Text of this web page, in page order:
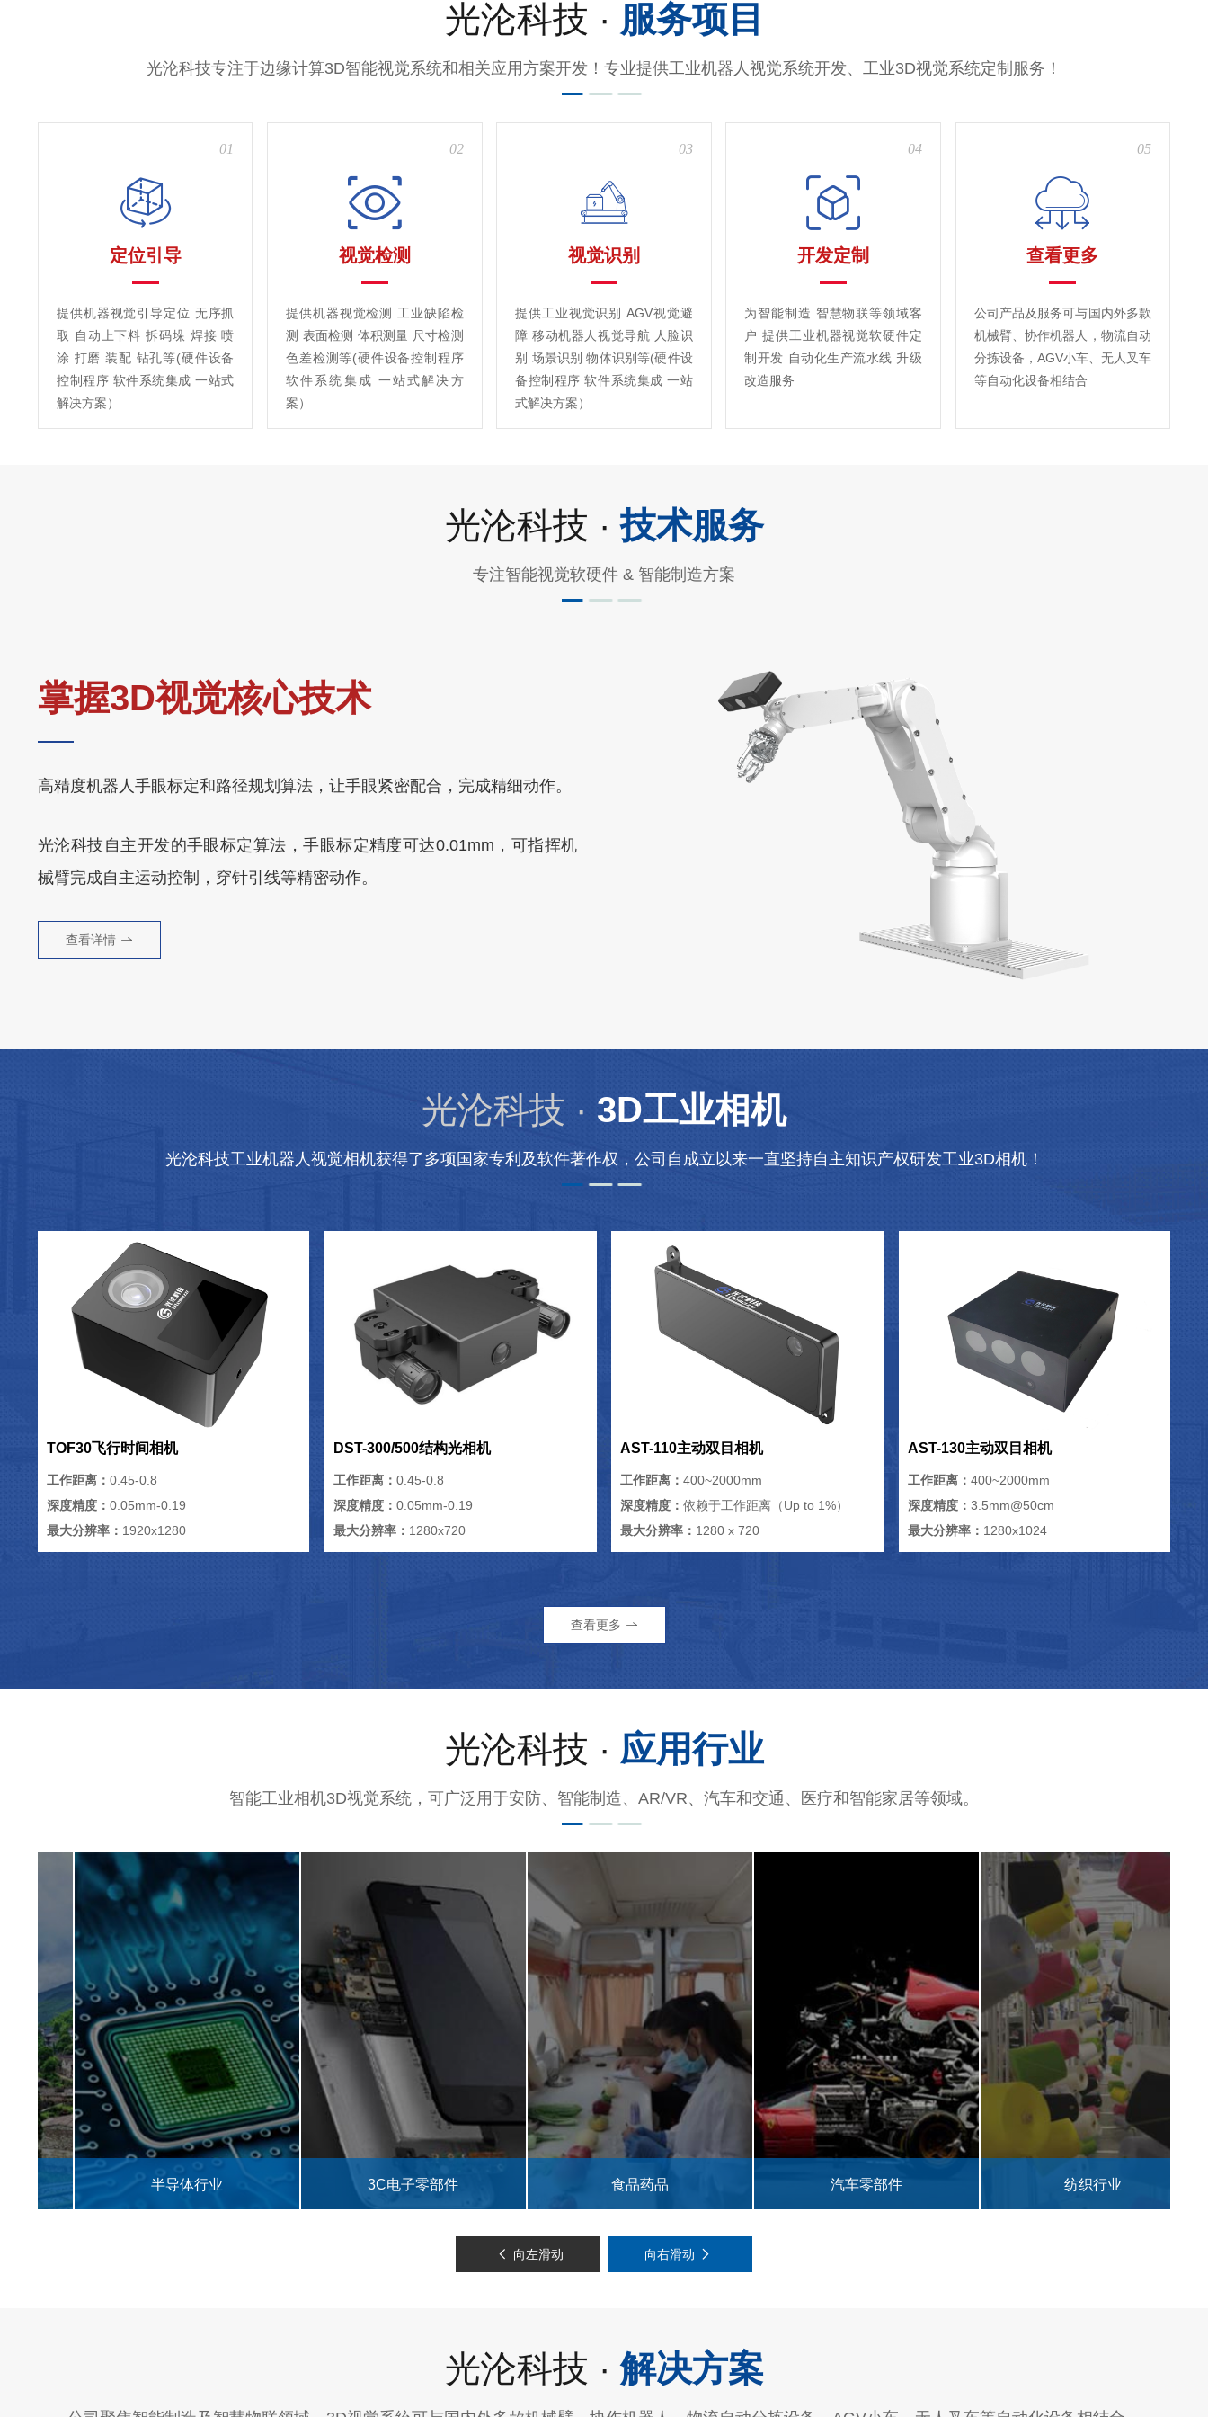
光沦科技 · 服务项目
光沦科技专注于边缘计算3D智能视觉系统和相关应用方案开发！专业提供工业机器人视觉系统开发、工业3D视觉系统定制服务！
01
定位引导
提供机器视觉引导定位 无序抓
取 自动上下料 拆码垛 焊接 喷
涂 打磨 装配 钻孔等(硬件设备
控制程序 软件系统集成 一站式
解决方案）
02
视觉检测
提供机器视觉检测 工业缺陷检
测 表面检测 体积测量 尺寸检测
色差检测等(硬件设备控制程序
软件系统集成 一站式解决方
案）
03
视觉识别
提供工业视觉识别 AGV视觉避
障 移动机器人视觉导航 人脸识
别 场景识别 物体识别等(硬件设
备控制程序 软件系统集成 一站
式解决方案）
04
开发定制
为智能制造 智慧物联等领域客
户 提供工业机器视觉软硬件定
制开发 自动化生产流水线 升级
改造服务
05
查看更多
公司产品及服务可与国内外多款
机械臂、协作机器人，物流自动
分拣设备，AGV小车、无人叉车
等自动化设备相结合
光沦科技 ·技术服务
专注智能视觉软硬件 & 智能制造方案
掌握3D视觉核心技术
高精度机器人手眼标定和路径规划算法，让手眼紧密配合，完成精细动作。
光沦科技自主开发的手眼标定算法，手眼标定精度可达0.01mm，可指挥机
械臂完成自主运动控制，穿针引线等精密动作。
查看详情
光沦科技 · 3D工业相机
光沦科技工业机器人视觉相机获得了多项国家专利及软件著作权，公司自成立以来一直坚持自主知识产权研发工业3D相机！
TOF30飞行时间相机
工作距离： 0.45-0.8
深度精度： 0.05mm-0.19
最大分辨率： 1920x1280
DST-300/500结构光相机
工作距离：0.45-0.8
深度精度：0.05mm-0.19
最大分辨率： 1280x720
AST-110主动双目相机
工作距离：400~2000mm
深度精度：依赖于工作距离（Up to 1%）
最大分辨率： 1280 x 720
AST-130主动双目相机
工作距离： 400~2000mm
深度精度： 3.5mm@50cm
最大分辨率： 1280x1024
查看更多
光沦科技 · 应用行业
智能工业相机3D视觉系统，可广泛用于安防、智能制造、AR/VR、汽车和交通、医疗和智能家居等领域。
半导体行业 3C电子零部件 食品药品 汽车零部件 纺织行业
向左滑动 向右滑动
光沦科技 ·解决方案